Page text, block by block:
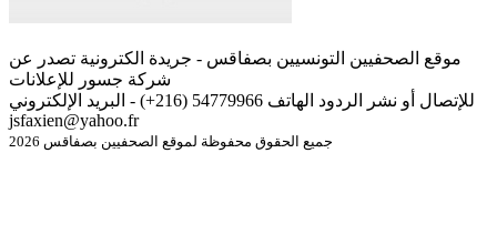
موقع الصحفيين التونسيين بصفاقس - جريدة الكترونية تصدر عن
شركة جسور للإعلانات
للإتصال أو نشر الردود الهاتف 54779966 (216+) - البريد الإلكتروني
jsfaxien@yahoo.fr
جميع الحقوق محفوظة لموقع الصحفيين بصفاقس 2026